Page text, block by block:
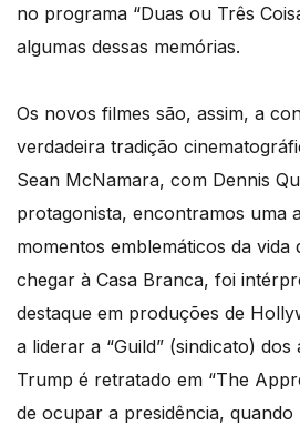
no programa “Duas ou Três
algumas dessas memórias.
Os novos filmes são, assim, a
verdadeira tradição
Sean McNamara, com Dennis
protagonista, encontramos uma
momentos emblemáticos da vida
chegar à Casa Branca, foi
destaque em produções de
a liderar a “Guild” (sindicato)
Trump é retratado em “The
de ocupar a presidência, quando